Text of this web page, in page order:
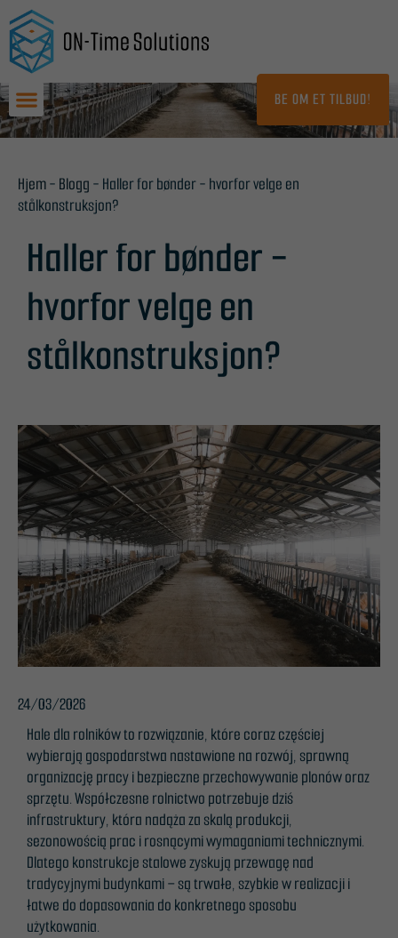
Hopp
innhold
BE OM ET TILBUD!
Hjem- Blogg - Haller for bønder - hvorfor velge en
stålkonstruksjon?
Haller for bønder -
hvorfor velge en
stålkonstruksjon?
24/03/2026
Hale dla rolników to rozwiązanie, które coraz częściej
wybierają gospodarstwa nastawione na rozwój, sprawną
organizację pracy i bezpieczne przechowywanie plonów oraz
sprzętu. Współczesne rolnictwo potrzebuje dziś
infrastruktury, która nadąża za skalą produkcji,
sezonowością prac i rosnącymi wymaganiami technicznymi.
Dlatego konstrukcje stalowe zyskują przewagę nad
tradycyjnymi budynkami – są trwałe, szybkie w realizacji i
łatwe do dopasowania do konkretnego sposobu
użytkowania.